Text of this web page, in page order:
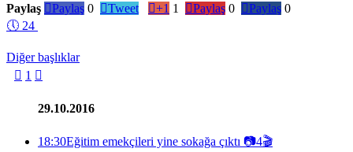
Paylaş Paylaş 0 Tweet +1 1 Paylaş 0 Paylaş 0
🕔 24
Diğer başlıklar
 1 
29.10.2016
18:30Eğitim emekçileri yine sokağa çıktı 📷4🎬